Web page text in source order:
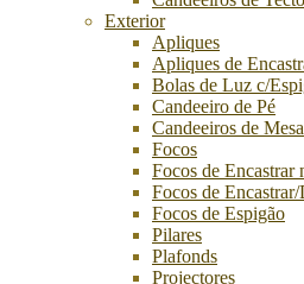
Exterior
Apliques
Apliques de
Bolas de Luz c/
Candeeiro de Pé
Candeeiros de Mesa
Focos
Focos de Encastrar
Focos de
Focos de Espigão
Pilares
Plafonds
Projectores